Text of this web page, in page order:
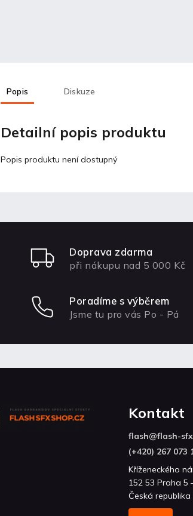
Popis Diskuze
Detailní popis produktu
Popis produktu není dostupný
Doprava zdarma
při nákupu nad 5 000 Kč
Poradíme s výběrem
Jsme tu pro vás Po - Pá
Kontakt
flash@flash-
(+420) 267 073
Kříženeckého
152 53 Praha 5
Česká republika